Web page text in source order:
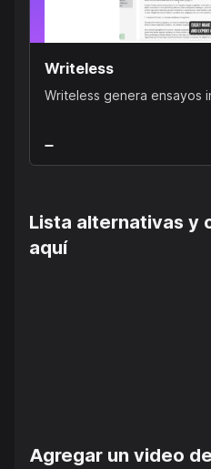
Writeless
Writeless genera ensayos
Lista alternativas y
aquí
Agregar un video